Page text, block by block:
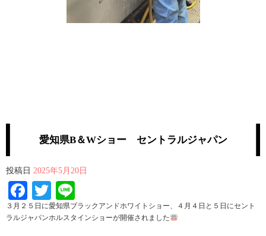
愛知県B＆Wショー セントラルジャパン
投稿日 2025年5月20日
Facebook
Twitter
３月２５日に愛知県ブラックアンドホワイトショー、４月４日と５日にセント
ラルジャパンホルスタインショーが開催されました